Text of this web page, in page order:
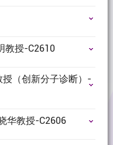
教授-C2610
（创新分子诊断）-
华教授-C2606